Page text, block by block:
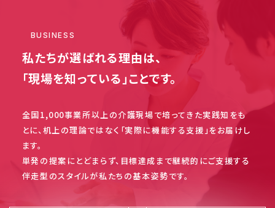
BUSINESS
私たちが選ばれる理由は、
「現場を知っている」ことです。
全国1,000事業所以上の介護現場で培ってきた実践知をも
とに、机上の理論ではなく「実際に機能する支援」をお届けし
ます。
単発の提案にとどまらず、目標達成まで継続的にご支援する
伴走型のスタイルが私たちの基本姿勢です。